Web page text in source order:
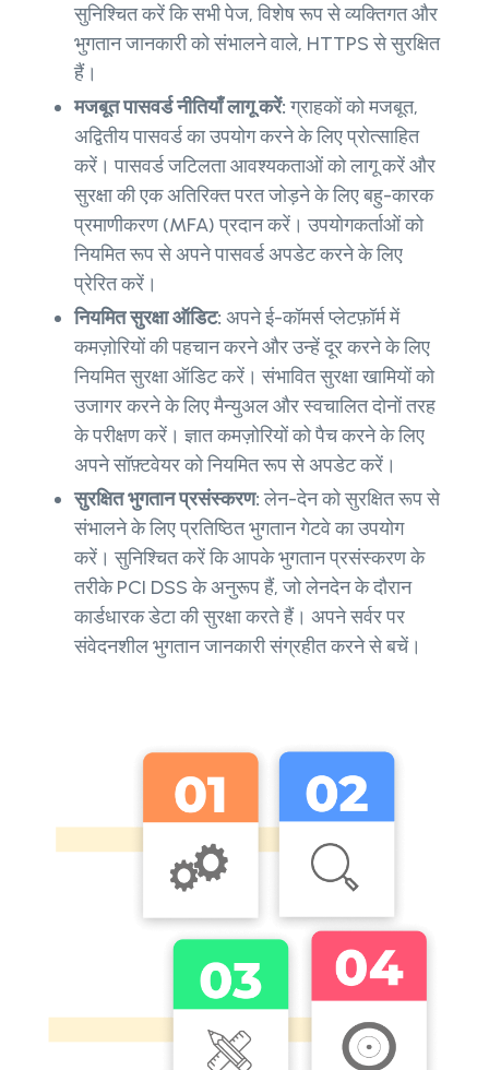
सुनिश्चित करें कि सभी पेज, विशेष रूप से व्यक्तिगत और
भुगतान जानकारी को संभालने वाले, HTTPS से सुरक्षित
हैं।
मजबूत पासवर्ड नीतियाँ लागू करें:ग्राहकों को मजबूत,
अद्वितीय पासवर्ड का उपयोग करने के लिए प्रोत्साहित
करें। पासवर्ड जटिलता आवश्यकताओं को लागू करें और
सुरक्षा की एक अतिरिक्त परत जोड़ने के लिए बहु-कारक
प्रमाणीकरण (MFA) प्रदान करें। उपयोगकर्ताओं को
नियमित रूप से अपने पासवर्ड अपडेट करने के लिए
प्रेरित करें।
नियमित सुरक्षा ऑडिट: अपने ई-कॉमर्स प्लेटफ़ॉर्म में
कमज़ोरियों की पहचान करने और उन्हें दूर करने के लिए
नियमित सुरक्षा ऑडिट करें। संभावित सुरक्षा खामियों को
उजागर करने के लिए मैन्युअल और स्वचालित दोनों तरह
के परीक्षण करें। ज्ञात कमज़ोरियों को पैच करने के लिए
अपने सॉफ़्टवेयर को नियमित रूप से अपडेट करें।
सुरक्षित भुगतान प्रसंस्करण:लेन-देन को सुरक्षित रूप से
संभालने के लिए प्रतिष्ठित भुगतान गेटवे का उपयोग
करें। सुनिश्चित करें कि आपके भुगतान प्रसंस्करण के
तरीके PCI DSS के अनुरूप हैं, जो लेनदेन के दौरान
कार्डधारक डेटा की सुरक्षा करते हैं। अपने सर्वर पर
संवेदनशील भुगतान जानकारी संग्रहीत करने से बचें।